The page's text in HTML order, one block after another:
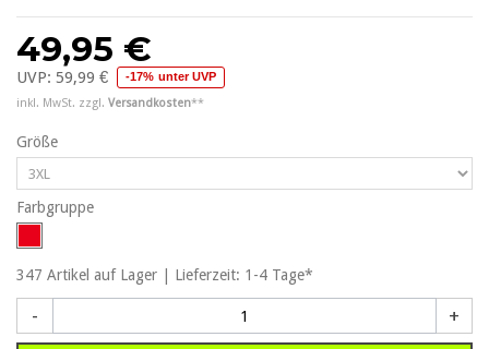
49,95 €
UVP: 59,99 € -17% unter UVP
inkl. MwSt. zzgl. Versandkosten**
Größe
Farbgruppe
347 Artikel auf Lager | Lieferzeit: 1-4 Tage*
- +